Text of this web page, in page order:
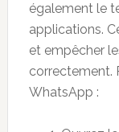
également le
applications.
et empêcher
correctement.
WhatsApp :